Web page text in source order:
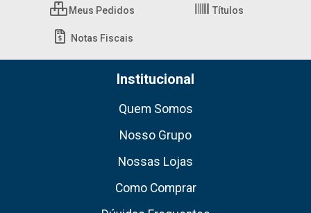
Meus Pedidos Títulos
Notas Fiscais
Institucional
Quem Somos
Nosso Grupo
Nossas Lojas
Como Comprar